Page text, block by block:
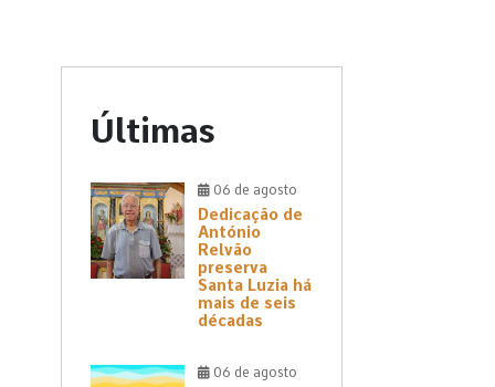
Últimas
06 de agosto
Dedicação de
António
Relvão
preserva
Santa Luzia há
mais de seis
décadas
06 de agosto